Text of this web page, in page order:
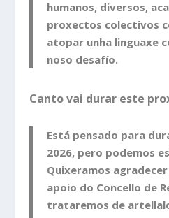
humanos, diversos,
proxectos colectivos
atopar unha linguaxe
noso desafío.
Canto vai durar este
Está pensado para
2026, pero podemos
Quixeramos
apoio do Concello de
trataremos de